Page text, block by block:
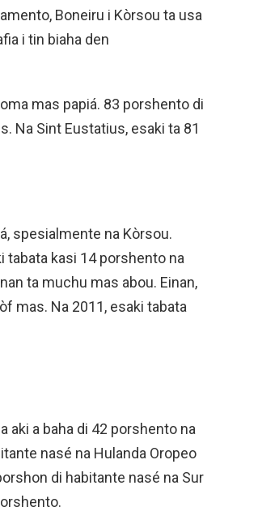
Boneiru i Kòrsou ta usa
i tin biaha den
mas papiá. 83 porshento di
Na Sint Eustatius, esaki ta 81
spesialmente na Kòrsou.
tabata kasi 14 porshento na
ta muchu mas abou. Einan,
mas. Na 2011, esaki tabata
aki a baha di 42 porshento na
nasé na Hulanda Oropeo
di habitante nasé na Sur